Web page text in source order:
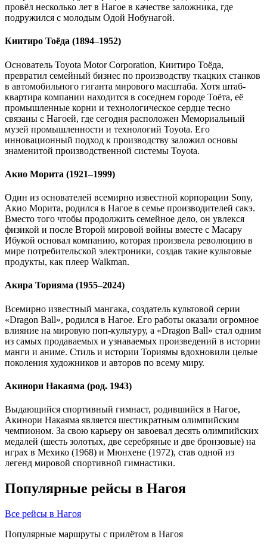
провёл несколько лет в Нагое в качестве заложника, где
подружился с молодым Одой Нобунагой.
Киитиро Тоёда (1894–1952)
Основатель Toyota Motor Corporation, Киитиро Тоёда,
превратил семейный бизнес по производству ткацких станков
в автомобильного гиганта мирового масштаба. Хотя штаб-
квартира компании находится в соседнем городе Тоёта, её
промышленные корни и технологическое сердце тесно
связаны с Нагоей, где сегодня расположен Мемориальный
музей промышленности и технологий Toyota. Его
инновационный подход к производству заложил основы
знаменитой производственной системы Toyota.
Акио Морита (1921–1999)
Один из основателей всемирно известной корпорации Sony,
Акио Морита, родился в Нагое в семье производителей сакэ.
Вместо того чтобы продолжить семейное дело, он увлекся
физикой и после Второй мировой войны вместе с Масару
Ибукой основал компанию, которая произвела революцию в
мире потребительской электроники, создав такие культовые
продукты, как плеер Walkman.
Акира Торияма (1955–2024)
Всемирно известный мангака, создатель культовой серии
«Dragon Ball», родился в Нагое. Его работы оказали огромное
влияние на мировую поп-культуру, а «Dragon Ball» стал одним
из самых продаваемых и узнаваемых произведений в истории
манги и аниме. Стиль и истории Ториямы вдохновили целые
поколения художников и авторов по всему миру.
Акинори Накаяма (род. 1943)
Выдающийся спортивный гимнаст, родившийся в Нагое,
Акинори Накаяма является шестикратным олимпийским
чемпионом. За свою карьеру он завоевал десять олимпийских
медалей (шесть золотых, две серебряные и две бронзовые) на
играх в Мехико (1968) и Мюнхене (1972), став одной из
легенд мировой спортивной гимнастики.
Популярные рейсы в Нагоя
Все рейсы в Нагоя
Популярные маршруты с прилётом в Нагоя